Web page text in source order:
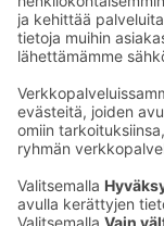
Ota yhteyttä
Hotellien
Asiakaspalvelun
Palaute